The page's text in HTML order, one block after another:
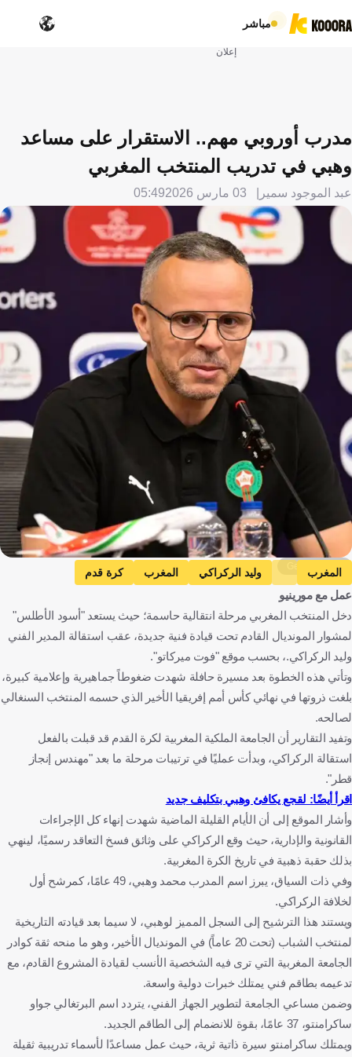
مباشر
إعلان
مدرب أوروبي مهم.. الاستقرار على مساعد
وهبي في تدريب المنتخب المغربي
عبد الموجود سمير 03 مارس 2026 05:49
Getty Images
المغرب وليد الركراكي المغرب كرة قدم
عمل مع مورينيو
دخل المنتخب المغربي مرحلة انتقالية حاسمة؛ حيث يستعد "أسود الأطلس"
لمشوار المونديال القادم تحت قيادة فنية جديدة، عقب استقالة المدير الفني
وليد الركراكي.، بحسب موقع "فوت ميركاتو".
وتأتي هذه الخطوة بعد مسيرة حافلة شهدت ضغوطاً جماهيرية وإعلامية كبيرة،
بلغت ذروتها في نهائي كأس أمم إفريقيا الأخير الذي حسمه المنتخب السنغالي
لصالحه.
وتفيد التقارير أن الجامعة الملكية المغربية لكرة القدم قد قبلت بالفعل
استقالة الركراكي، وبدأت عمليًا في ترتيبات مرحلة ما بعد "مهندس إنجاز
قطر".
اقرأ أيضًا: لقجع يكافئ وهبي بتكليف جديد
وأشار الموقع إلى أن الأيام القليلة الماضية شهدت إنهاء كل الإجراءات
القانونية والإدارية، حيث وقع الركراكي على وثائق فسخ التعاقد رسميًا، لينهي
بذلك حقبة ذهبية في تاريخ الكرة المغربية.
وفي ذات السياق، يبرز اسم المدرب محمد وهبي، 49 عامًا، كمرشح أول
لخلافة الركراكي.
ويستند هذا الترشيح إلى السجل المميز لوهبي، لا سيما بعد قيادته التاريخية
لمنتخب الشباب (تحت 20 عاماً) في المونديال الأخير، وهو ما منحه ثقة كوادر
الجامعة المغربية التي ترى فيه الشخصية الأنسب لقيادة المشروع القادم، مع
تدعيمه بطاقم فني يمتلك خبرات دولية واسعة.
وضمن مساعي الجامعة لتطوير الجهاز الفني، يتردد اسم البرتغالي جواو
ساكرامنتو، 37 عامًا، بقوة للانضمام إلى الطاقم الجديد.
ويمتلك ساكرامنتو سيرة ذاتية ثرية، حيث عمل مساعدًا لأسماء تدريبية ثقيلة